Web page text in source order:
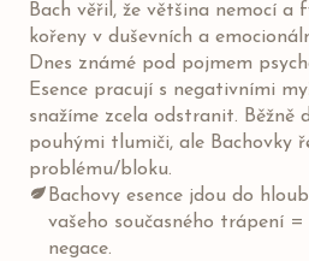
Bach věřil, že většina nemocí a
kořeny v duševních a
Dnes známé pod pojmem
Esence pracují s negativními
snažíme zcela odstranit. Běžně
pouhými tlumiči, ale Bachovky
problému/bloku.
Bachovy esence jdou do
vašeho současného trápení
negace.